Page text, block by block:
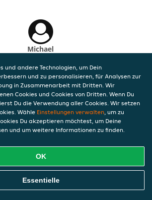
Michael
lecker, sehr empfehlenswert
und andere Technologien, um Dein
und zu personalisieren, für Analysen zur
in Zusammenarbeit mit Dritten. Wir
Cookies und Cookies von Dritten. Wenn Du
Du die Verwendung aller Cookies. Wir setzen
Wähle Einstellungen verwalten, um zu
Du akzeptieren möchtest, um Deine
und um weitere Informationen zu finden.
OK
Essentielle